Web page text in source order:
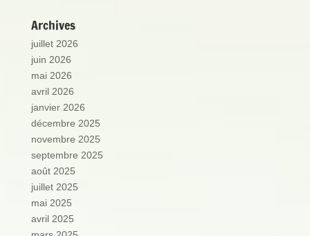
Archives
juillet 2026
juin 2026
mai 2026
avril 2026
janvier 2026
décembre 2025
novembre 2025
septembre 2025
août 2025
juillet 2025
mai 2025
avril 2025